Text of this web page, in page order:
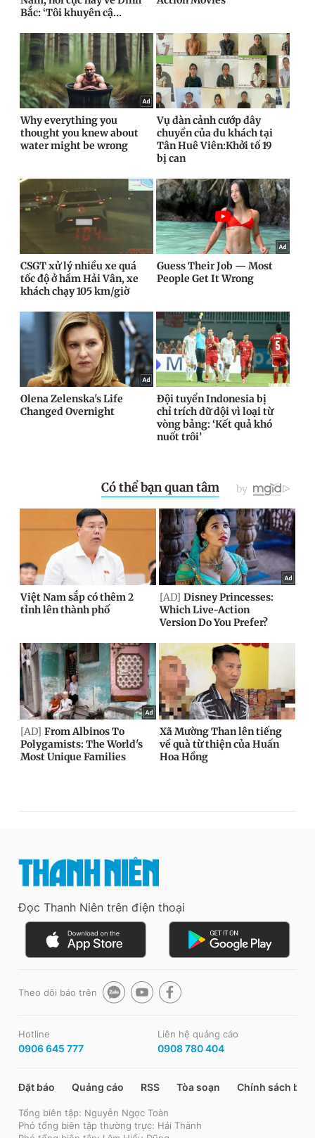
Đọc Thanh Niên trên điện thoại
Theo dõi báo trên
Hotline
0906 645 777
Liên hệ quảng cáo
0908 780 404
Đặt báo Quảng cáo RSS Tòa soạn Chính sách bảo
Tổng biên tập: Nguyễn Ngọc Toàn
Phó tổng biên tập thường trực: Hải Thành